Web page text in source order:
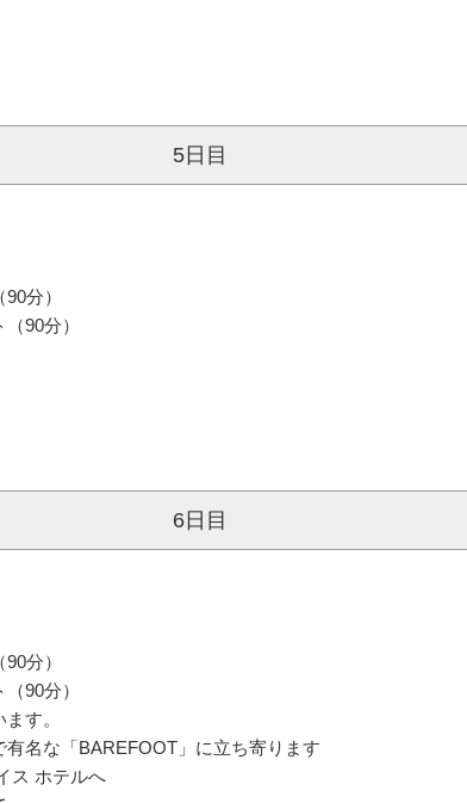
5日目
分）
90分）
6日目
分）
90分）
す。
名な「BAREFOOT」に立ち寄ります
ス ホテルへ